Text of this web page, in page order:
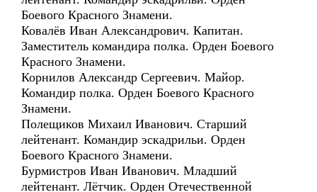
Боевого Красного Знамени.
Ковалёв Иван Александрович. Капитан.
Заместитель командира полка. Орден Боевого
Красного Знамени.
Корнилов Александр Сергеевич. Майор.
Командир полка. Орден Боевого Красного
Знамени.
Полещиков Михаил Иванович. Старший
лейтенант. Командир эскадрильи. Орден
Боевого Красного Знамени.
Бурмистров Иван Иванович. Младший
лейтенант. Лётчик. Орден Отечественной